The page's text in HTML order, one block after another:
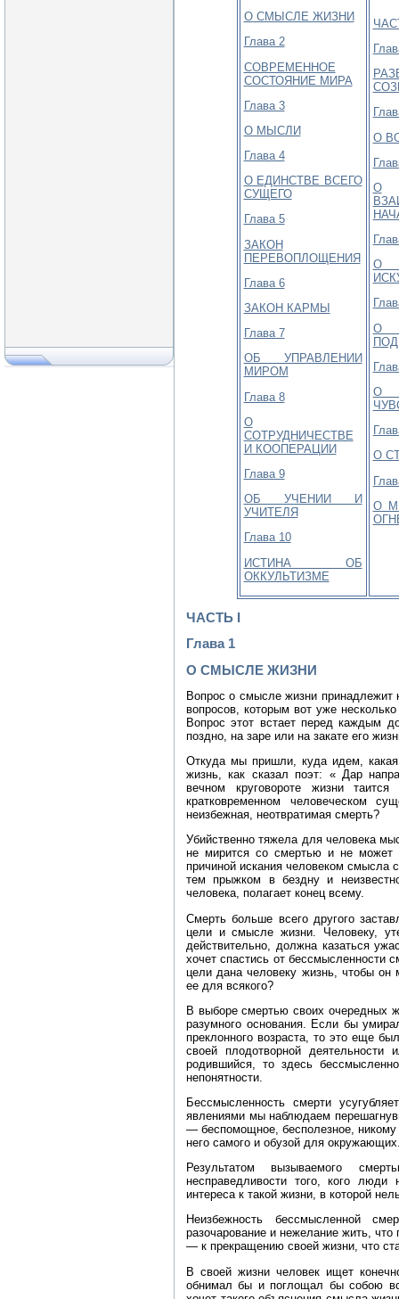
О СМЫСЛЕ ЖИЗНИ
Глава 2
СОВРЕМЕННОЕ
СОСТОЯНИЕ МИРА
Глава 3
О МЫСЛИ
Глава 4
О ЕДИНСТВЕ ВСЕГО
СУЩЕГО
Глава 5
ЗАКОН
ПЕРЕВОПЛОЩЕНИЯ
Глава 6
ЗАКОН КАРМЫ
Глава 7
ОБ УПРАВЛЕНИИ
МИРОМ
Глава 8
О
СОТРУДНИЧЕСТВЕ
И КООПЕРАЦИИ
Глава 9
ОБ УЧЕНИИ И
УЧИТЕЛЯ
Глава 10
ИСТИНА ОБ
ОККУЛЬТИЗМЕ
О
О
О
О
О
О
О
ЧАСТЬ I
Глава 1
О СМЫСЛЕ ЖИЗНИ
Вопрос о смысле жизни
вопросов, которым вот уже
Вопрос этот встает перед каждым
поздно, на заре или на закате его
Откуда мы пришли, куда идем,
жизнь, как сказал поэт: « Дар
вечном круговороте жизни
кратковременном человеческом
неизбежная, неотвратимая смерть?
Убийственно тяжела для человека
не мирится со смертью и не может
причиной искания человеком смысла
тем прыжком в бездну и
человека, полагает конец всему.
Смерть больше всего другого
цели и смысле жизни. Человеку,
действительно, должна казаться
хочет спастись от бессмысленности
цели дана человеку жизнь, чтобы он
ее для всякого?
В выборе смертью своих очередных
разумного основания. Если бы
преклонного возраста, то это еще
своей плодотворной
родившийся, то здесь
непонятности.
Бессмысленность смерти
явлениями мы наблюдаем
— беспомощное, бесполезное,
него самого и обузой для
Результатом вызываемого
несправедливости того, кого
интереса к такой жизни, в которой
Неизбежность бессмысленной
разочарование и нежелание жить,
— к прекращению своей жизни, что
В своей жизни человек ищет
обнимал бы и поглощал бы собою